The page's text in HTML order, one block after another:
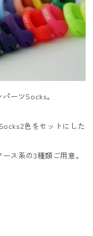
ーツSocks。
色をセットにした
ス系の3種類ご用意。